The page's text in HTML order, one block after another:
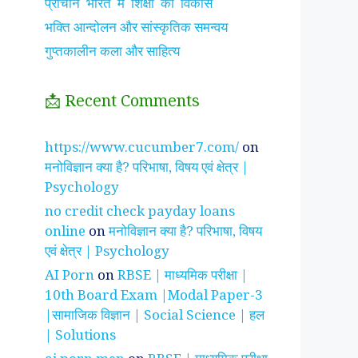
सुनीता विलियम्स ~
भारतीय मूल की
अन्तरिक्ष यात्री
पारिवारिक सम्बंध में
हमारे रिश्तों की पहचान
क्या होती है ?
भक्ति आन्दोलन और सांस्कृतिक समन्वय
गुप्तकालीन कला और साहित्य
📩 Recent Comments
https://www.cucumber7.com/ on
मनोविज्ञान क्या है? परिभाषा, विषय एवं क्षेत्र |
Psychology
no credit check payday loans
online onमनोविज्ञान क्या है? परिभाषा, विषय
एवं क्षेत्र | Psychology
AI Porn onRBSE | माध्यमिक परीक्षा |
10th Board Exam |Modal Paper-3
|सामाजिक विज्ञान | Social Science | हल
| Solutions